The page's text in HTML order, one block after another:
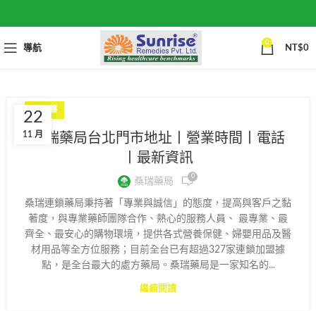
導航
0
NT$0
22
11 月
壯陽藥
桑瑞藥局台北門市地址丨營業時間丨電話
丨最新資訊
桑瑞藥局 0
桑瑞連鎖藥局秉持著「專業與誠信」的態度，提高與客戶之黏
著度，與專業藥師團隊合作、熱心的服務人員、 最專業、最
齊全、最安心的購物環境，提供各式營養保健、婦嬰用品及醫
材用品等全方位服務；目前全台已有超過327家連鎖加盟據
點，是全台最大的處方藥局。桑瑞藥局是一家知名的...
繼續閱讀